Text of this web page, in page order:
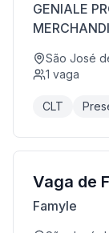
GENIALE
São José
1 vaga
CLT
Vaga de
Famyle